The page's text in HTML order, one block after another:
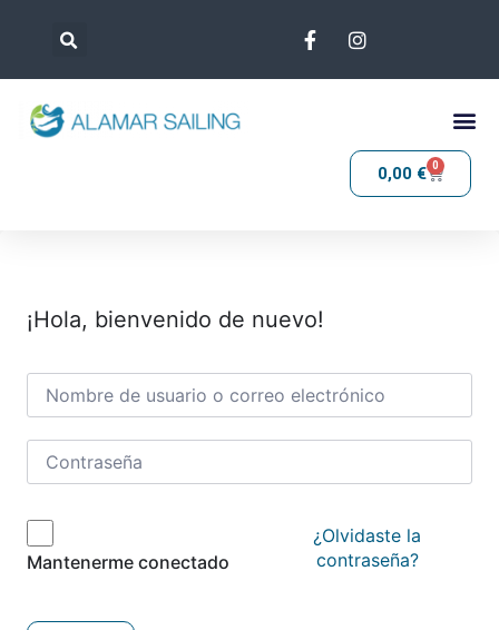
0,00 € 0
¡Hola, bienvenido de nuevo!
Mantenerme conectado
¿Olvidaste la
contraseña?